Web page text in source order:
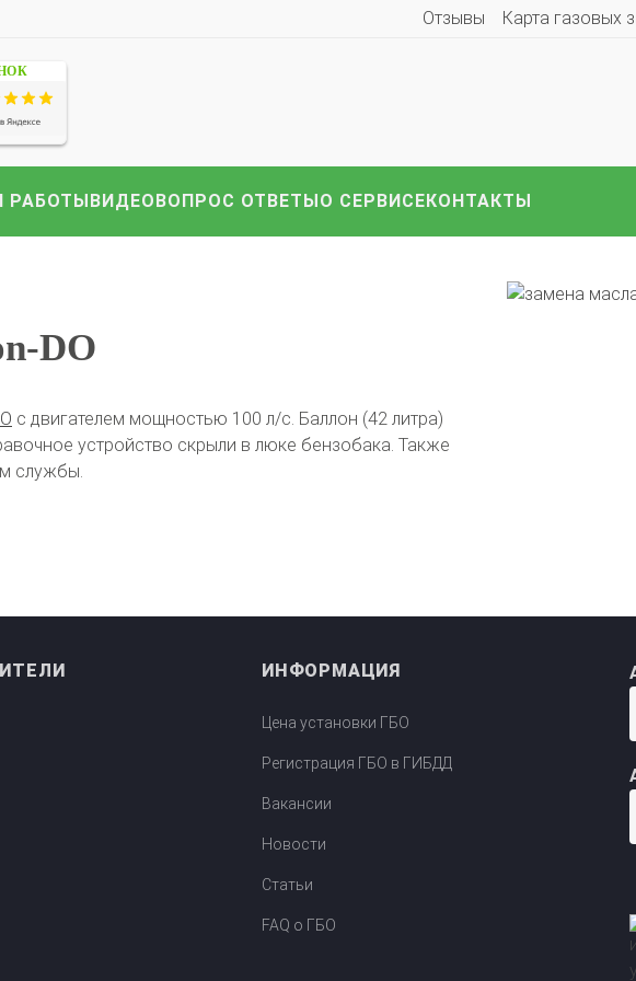
Отзывы Карта газовых
Hyundai
Nissan
Комплекты ГБО на
+7 (495)
РАБОТЫВИДЕОВОПРОС ОТВЕТЫО СЕРВИСЕКОНТАКТЫ
DO
с двигателем мощностью 100 л/с. Баллон (42 литра)
устройство скрыли в люке бензобака. Также
службы.
ИНФОРМАЦИЯ
Цена установки ГБО
Регистрация ГБО в ГИБДД
Вакансии
Новости
Статьи
FAQ о ГБО